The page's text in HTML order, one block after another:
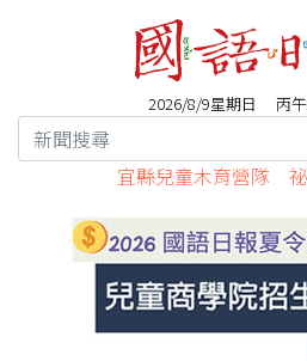
2026/8/9星期日 丙午
宜縣兒童木育營隊